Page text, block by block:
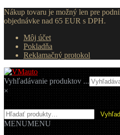
Nákup tovaru je možný len pre
objednávke nad 65 EUR s DPH.
Môj účet
Pokladňa
Reklamačný protokol
Preskočiť
na
navigáciu
Preskočiť
na
obsah
Vyhľadávanie produktov ...
×
Hľadať:
MENUMENU